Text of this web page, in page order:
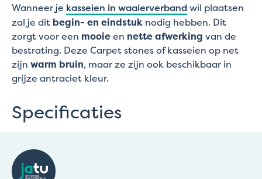
Wanneer je kasseien in waaierverbandwil plaatsen
zal je dit begin- en eindstuk nodig hebben. Dit
zorgt voor een mooieen nette afwerking van de
bestrating. Deze Carpet stones of kasseien op net
zijn warm bruin, maar ze zijn ook beschikbaar in
grijze antraciet kleur.
Specificaties